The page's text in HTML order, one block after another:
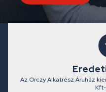
Az Orczy Alkatrész Áruház